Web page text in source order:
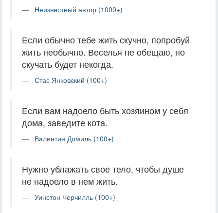
Неизвестный автор (1000+)
Если обычно тебе жить скучно, попробуй
жить необычно. Веселья не обещаю, но
скучать будет некогда.
Стас Янковский (100+)
Если вам надоело быть хозяином у себя
дома, заведите кота.
Валентин Домиль (100+)
Нужно ублажать свое тело, чтобы душе
не надоело в нем жить.
Уинстон Черчилль (100+)